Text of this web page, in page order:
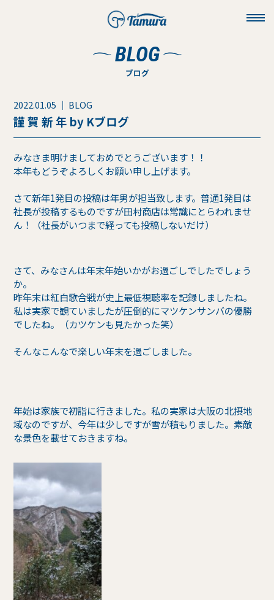
BLOG
ブログ
2022.01.05 ｜ BLOG
謹 賀 新 年 by Kブログ
みなさま明けましておめでとうございます！！
本年もどうぞよろしくお願い申し上げます。
さて新年1発目の投稿は年男が担当致します。普通1発目は
社長が投稿するものですが田村商店は常識にとらわれませ
ん！（社長がいつまで経っても投稿しないだけ）
さて、みなさんは年末年始いかがお過ごしでしたでしょう
か。
昨年末は紅白歌合戦が史上最低視聴率を記録しましたね。
私は実家で観ていましたが圧倒的にマツケンサンバの優勝
でしたね。（カツケンも見たかった笑）
そんなこんなで楽しい年末を過ごしました。
年始は家族で初詣に行きました。私の実家は大阪の北摂地
域なのですが、今年は少しですが雪が積もりました。素敵
な景色を載せておきますね。